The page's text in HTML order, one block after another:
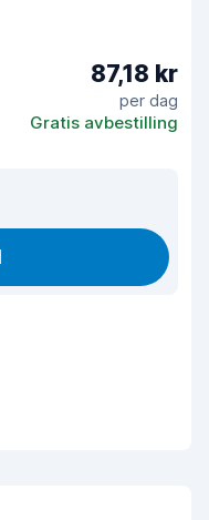
87,18 kr
per dag
Gratis avbestilling